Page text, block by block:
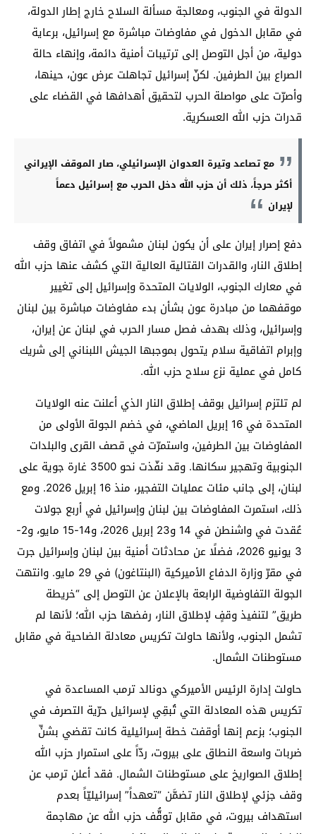
الدولة في الجنوب، ومعالجة مسألة السلاح خارج إطار الدولة،
في مقابل الدخول في مفاوضات مباشرة مع إسرائيل، برعاية
دولية، من أجل التوصل إلى ترتيبات أمنية دائمة، وإنهاء حالة
الصراع بين الطرفين. لكنّ إسرائيل تجاهلت عرض عون، حينها،
وأصرّت على مواصلة الحرب لتحقيق أهدافها في القضاء على
قدرات حزب الله العسكرية.
مع تصاعد وتيرة العدوان الإسرائيلي، صار الموقف الإيراني
أكثر حرجاً، ذلك أن حزب الله دخل الحرب مع إسرائيل دعماً
لإيران
دفع إصرار إيران على أن يكون لبنان مشمولاً في اتفاق وقف
إطلاق النار، والقدرات القتالية العالية التي كشف عنها حزب الله
في معارك الجنوب، الولايات المتحدة وإسرائيل إلى تغيير
موقفهما من مبادرة عون بشأن بدء مفاوضات مباشرة بين لبنان
وإسرائيل، وذلك بهدف فصل مسار الحرب في لبنان عن إيران،
وإبرام اتفاقية سلام يتحول بموجبها الجيش اللبناني إلى شريك
كامل في عملية نزع سلاح حزب الله.
لم تلتزم إسرائيل بوقف إطلاق النار الذي أعلنت عنه الولايات
المتحدة في 16 إبريل الماضي، في خضم الجولة الأولى من
المفاوضات بين الطرفين، واستمرّت في قصف القرى والبلدات
الجنوبية وتهجير سكانها. وقد نفّذت نحو 3500 غارة جوية على
لبنان، إلى جانب مئات عمليات التفجير، منذ 16 إبريل 2026. ومع
ذلك، استمرت المفاوضات بين لبنان وإسرائيل في أربع جولات
عُقدت في واشنطن في 14 و23 إبريل 2026، و14-15 مايو، و2-
3 يونيو 2026، فضلًا عن محادثات أمنية بين لبنان وإسرائيل جرت
في مقرّ وزارة الدفاع الأميركية (البنتاغون) في 29 مايو. وانتهت
الجولة التفاوضية الرابعة بالإعلان عن التوصل إلى “خريطة
طريق” لتنفيذ وقفٍ لإطلاق النار، رفضها حزب الله؛ لأنها لم
تشمل الجنوب، ولأنها حاولت تكريس معادلة الضاحية في مقابل
مستوطنات الشمال.
حاولت إدارة الرئيس الأميركي دونالد ترمب المساعدة في
تكريس هذه المعادلة التي تُبقِي لإسرائيل حرّية التصرف في
الجنوب؛ بزعم إنها أوقفت خطة إسرائيلية كانت تقضي بشنِّ
ضربات واسعة النطاق على بيروت، ردّاً على استمرار حزب الله
إطلاق الصواريخ على مستوطنات الشمال. فقد أعلن ترمب عن
وقف جزئي لإطلاق النار تضمَّن “تعهداً” إسرائيليّاً بعدم
استهداف بيروت، في مقابل توقُّف حزب الله عن مهاجمة